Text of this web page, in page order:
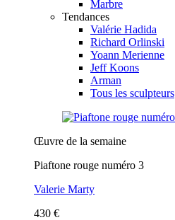
Marbre
Tendances
Valérie Hadida
Richard Orlinski
Yoann Merienne
Jeff Koons
Arman
Tous les sculpteurs
Œuvre de la semaine
Piaftone rouge numéro 3
Valerie Marty
430 €